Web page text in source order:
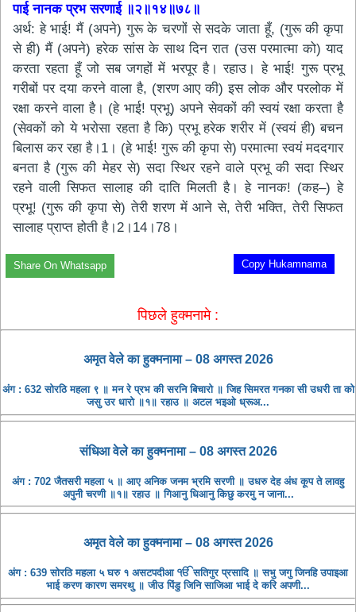
पाई नानक प्रभ सरणाई ॥२॥१४॥७८॥
अर्थ: हे भाई! मैं (अपने) गुरू के चरणों से सदके जाता हूँ, (गुरू की कृपा
से ही) मैं (अपने) हरेक सांस के साथ दिन रात (उस परमात्मा को) याद
करता रहता हूँ जो सब जगहों में भरपूर है। रहाउ। हे भाई! गुरू प्रभू
गरीबों पर दया करने वाला है, (शरण आए की) इस लोक और परलोक में
रक्षा करने वाला है। (हे भाई! प्रभू) अपने सेवकों की स्वयं रक्षा करता है
(सेवकों को ये भरोसा रहता है कि) प्रभू हरेक शरीर में (स्वयं ही) बचन
बिलास कर रहा है।1। (हे भाई! गुरू की कृपा से) परमात्मा स्वयं मददगार
बनता है (गुरू की मेहर से) सदा स्थिर रहने वाले प्रभू की सदा स्थिर
रहने वाली सिफत सालाह की दाति मिलती है। हे नानक! (कह–) हे
प्रभू! (गुरू की कृपा से) तेरी शरण में आने से, तेरी भक्ति, तेरी सिफत
सालाह प्राप्त होती है।2।14।78।
Copy Hukamnama
Share On Whatsapp
पिछले हुक्मनामे :
अमृत ​​वेले का हुक्मनामा – 08 अगस्त 2026
अंग : 632 सोरठि महला ९ ॥ मन रे प्रभ की सरनि बिचारो ॥ जिह सिमरत गनका सी उधरी ता को
जसु उर धारो ॥१॥ रहाउ ॥ अटल भइओ ध्रूअ...
संधिआ ​​वेले का हुक्मनामा – 08 अगस्त 2026
अंग : 702 जैतसरी महला ५ ॥ आए अनिक जनम भ्रमि सरणी ॥ उधरु देह अंध कूप ते लावहु
अपुनी चरणी ॥१॥ रहाउ ॥ गिआनु धिआनु किछु करमु न जाना...
अमृत ​​वेले का हुक्मनामा – 08 अगस्त 2026
अंग : 639 सोरठि महला ५ घरु १ असटपदीआ ੴ सतिगुर प्रसादि ॥ सभु जगु जिनहि उपाइआ
भाई करण कारण समरथु ॥ जीउ पिंडु जिनि साजिआ भाई दे करि अपणी...